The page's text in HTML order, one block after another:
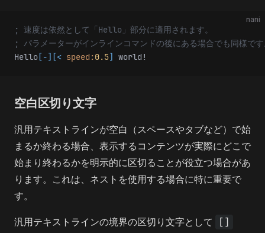
nani
; 速度は依然として「Hello」部分に適用されます。
; パラメーターがインラインコマンドの後にある場合でも同様で
Hello [-][< speed:0.5] world!
空白区切り文字
汎用テキストラインが空白（スペースやタブなど）で始
まるか終わる場合、表示するコンテンツが実際にどこで
始まり終わるかを明示的に区切ることが役立つ場合があ
ります。これは、ネストを使用する場合に特に重要で
す。
汎用テキストラインの境界の区切り文字として []